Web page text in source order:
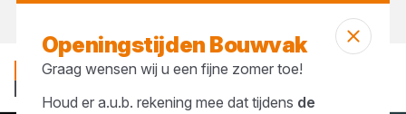
Openingstijden Bouwvak
Graag wensen wij u een fijne zomer toe!
Houd er a.u.b. rekening mee dat tijdens de